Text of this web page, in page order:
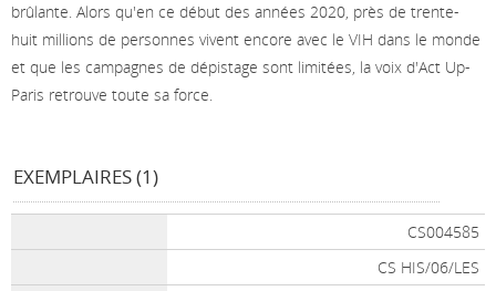
brûlante. Alors qu'en ce début des années 2020, près de trente-
huit millions de personnes vivent encore avec le VIH dans le monde
et que les campagnes de dépistage sont limitées, la voix d'Act Up-
Paris retrouve toute sa force.
EXEMPLAIRES (1)
CS004585
CS HIS/06/LES